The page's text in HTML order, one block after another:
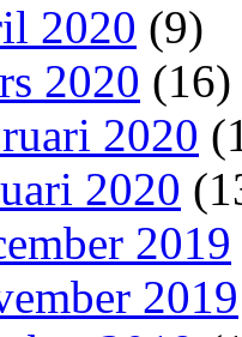
2020 (9)
2020 (16)
2020
2020
2019
2019